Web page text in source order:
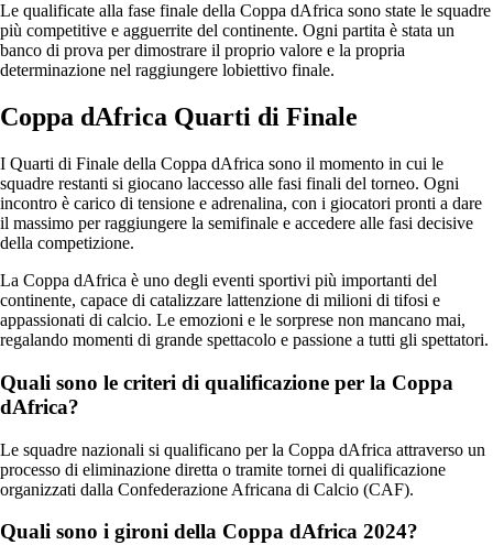
Le qualificate alla fase finale della Coppa dAfrica sono state le squadre
più competitive e agguerrite del continente. Ogni partita è stata un
banco di prova per dimostrare il proprio valore e la propria
determinazione nel raggiungere lobiettivo finale.
Coppa dAfrica Quarti di Finale
I Quarti di Finale della Coppa dAfrica sono il momento in cui le
squadre restanti si giocano laccesso alle fasi finali del torneo. Ogni
incontro è carico di tensione e adrenalina, con i giocatori pronti a dare
il massimo per raggiungere la semifinale e accedere alle fasi decisive
della competizione.
La Coppa dAfrica è uno degli eventi sportivi più importanti del
continente, capace di catalizzare lattenzione di milioni di tifosi e
appassionati di calcio. Le emozioni e le sorprese non mancano mai,
regalando momenti di grande spettacolo e passione a tutti gli spettatori.
Quali sono le criteri di qualificazione per la Coppa
dAfrica?
Le squadre nazionali si qualificano per la Coppa dAfrica attraverso un
processo di eliminazione diretta o tramite tornei di qualificazione
organizzati dalla Confederazione Africana di Calcio (CAF).
Quali sono i gironi della Coppa dAfrica 2024?